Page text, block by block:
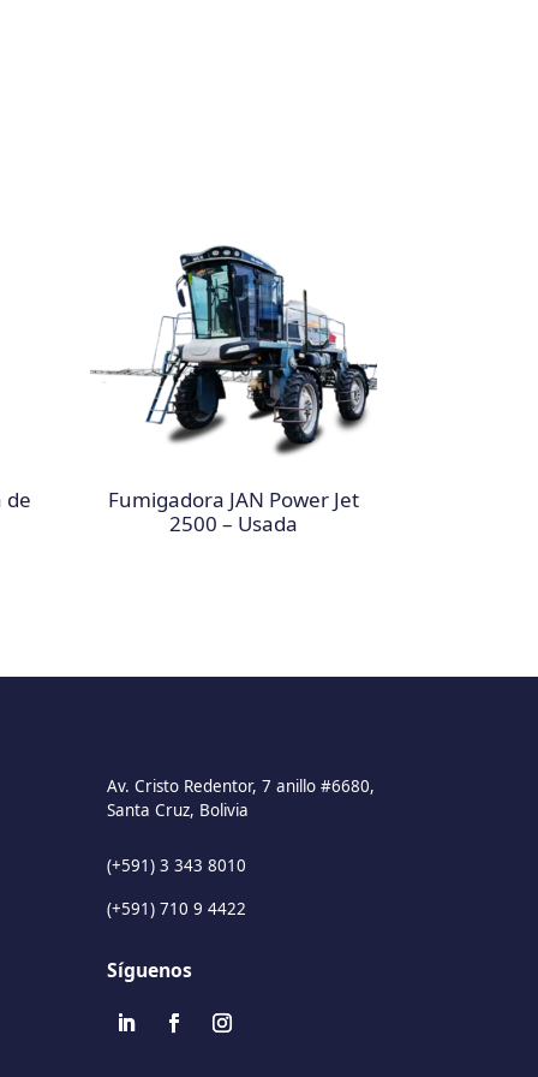
de
Fumigadora JAN Power Jet
2500 – Usada
Av. Cristo Redentor, 7 anillo #6680,
Santa Cruz, Bolivia
(+591) 3 343 8010
(+591) 710 9 4422
Síguenos